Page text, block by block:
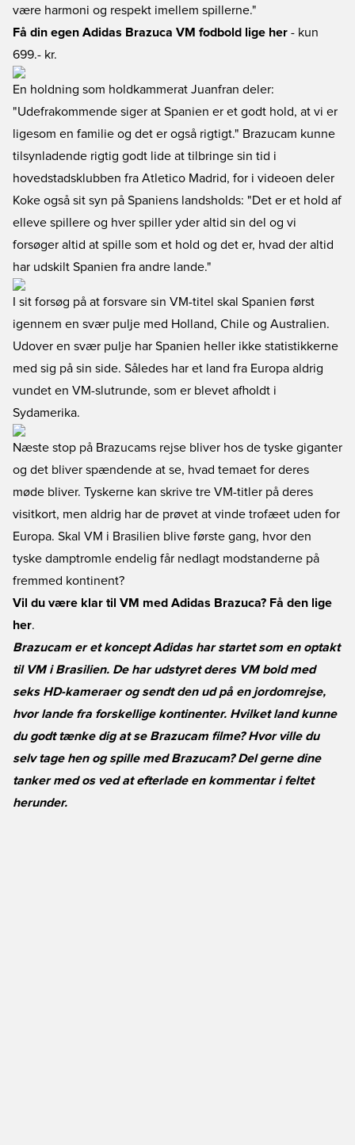
være harmoni og respekt imellem spillerne."
Få din egen Adidas Brazuca VM fodbold lige her - kun
699.- kr.
En holdning som holdkammerat Juanfran deler:
"Udefrakommende siger at Spanien er et godt hold, at vi er
ligesom en familie og det er også rigtigt." Brazucam kunne
tilsynladende rigtig godt lide at tilbringe sin tid i
hovedstadsklubben fra Atletico Madrid, for i videoen deler
Koke også sit syn på Spaniens landsholds: "Det er et hold af
elleve spillere og hver spiller yder altid sin del og vi
forsøger altid at spille som et hold og det er, hvad der altid
har udskilt Spanien fra andre lande."
I sit forsøg på at forsvare sin VM-titel skal Spanien først
igennem en svær pulje med Holland, Chile og Australien.
Udover en svær pulje har Spanien heller ikke statistikkerne
med sig på sin side. Således har et land fra Europa aldrig
vundet en VM-slutrunde, som er blevet afholdt i
Sydamerika.
Næste stop på Brazucams rejse bliver hos de tyske giganter
og det bliver spændende at se, hvad temaet for deres
møde bliver. Tyskerne kan skrive tre VM-titler på deres
visitkort, men aldrig har de prøvet at vinde trofæet uden for
Europa. Skal VM i Brasilien blive første gang, hvor den
tyske damptromle endelig får nedlagt modstanderne på
fremmed kontinent?
Vil du være klar til VM med Adidas Brazuca? Få den lige
her.
Brazucam er et koncept Adidas har startet som en optakt
til VM i Brasilien. De har udstyret deres VM bold med
seks HD-kameraer og sendt den ud på en jordomrejse,
hvor lande fra forskellige kontinenter. Hvilket land kunne
du godt tænke dig at se Brazucam filme? Hvor ville du
selv tage hen og spille med Brazucam? Del gerne dine
tanker med os ved at efterlade en kommentar i feltet
herunder.